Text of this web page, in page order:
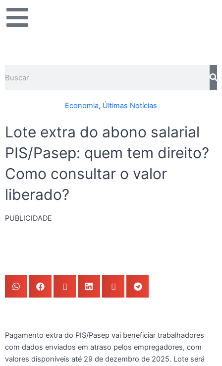
para
Economia, Últimas Notícias
Lote extra do abono salarial
PIS/Pasep: quem tem direito?
Como consultar o valor
liberado?
PUBLICIDADE
Pagamento extra do PIS/Pasep vai beneficiar trabalhadores
com dados enviados em atraso pelos empregadores, com
valores disponíveis até 29 de dezembro de 2025. Lote será